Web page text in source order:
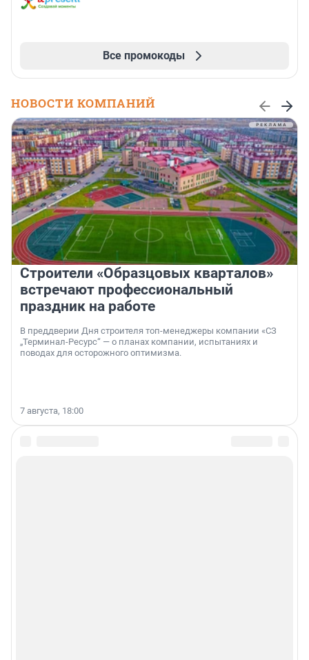
Все промокоды
НОВОСТИ КОМПАНИЙ
Строители «Образцовых кварталов»
встречают профессиональный
праздник на работе
В преддверии Дня строителя топ-менеджеры компании «СЗ
„Терминал-Ресурс“ — о планах компании, испытаниях и
поводах для осторожного оптимизма.
7 августа, 18:00